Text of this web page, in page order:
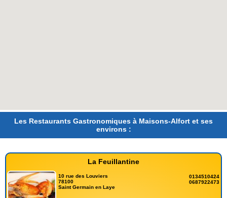
Les Restaurants Gastronomiques à Maisons-Alfort et ses
environs :
La Feuillantine
10 rue des Louviers
78100
Saint Germain en Laye
0134510424
0687922473